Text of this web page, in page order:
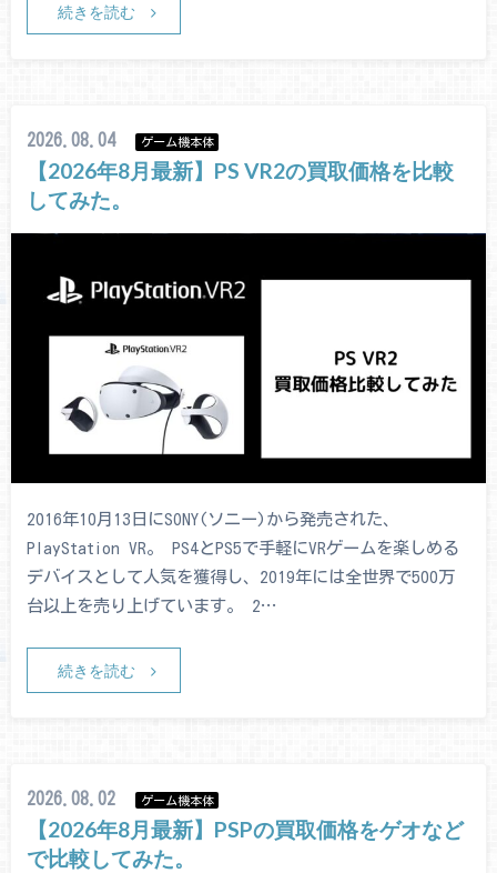
続きを読む
2026.08.04 ゲーム機本体
【2026年8月最新】PS VR2の買取価格を比較
してみた。
2016年10月13日にSONY(ソニー)から発売された、
PlayStation VR。 PS4とPS5で手軽にVRゲームを楽しめる
デバイスとして人気を獲得し、2019年には全世界で500万
台以上を売り上げています。 2…
続きを読む
2026.08.02 ゲーム機本体
【2026年8月最新】PSPの買取価格をゲオなど
で比較してみた。